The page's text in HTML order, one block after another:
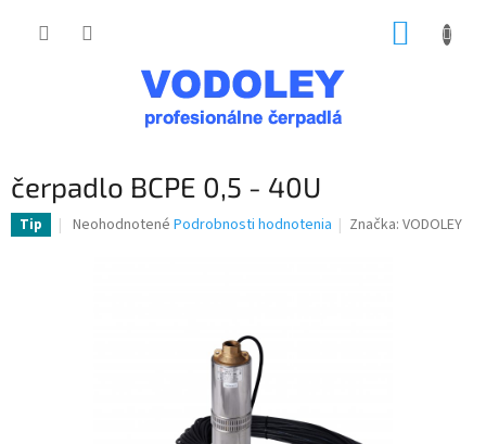
čerpadlo BCPE 0,5 - 40U
Tip
Priemerné
Neohodnotené Podrobnosti hodnotenia Značka:VODOLEY